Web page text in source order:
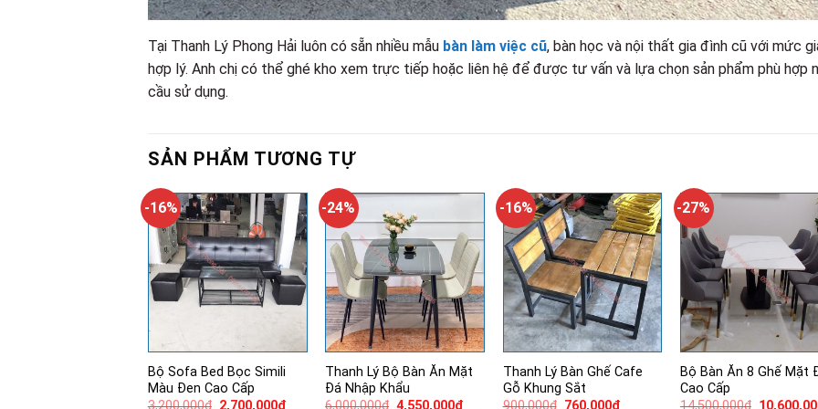
Tại Thanh Lý Phong Hải luôn có sẵn nhiều mẫu bàn làm việc cũ, bàn học và nội thất gia đình cũ với mức
hợp lý. Anh chị có thể ghé kho xem trực tiếp hoặc liên hệ để được tư vấn và lựa chọn sản phẩm phù hợp
cầu sử dụng.
SẢN PHẨM TƯƠNG TỰ
-16%
Bộ Sofa Bed Bọc Simili
Màu Đen Cao Cấp
Giá
Giá
-24%
Thanh Lý Bộ Bàn Ăn Mặt
Đá Nhập Khẩu
Giá
Giá
-16%
Thanh Lý Bàn Ghế Cafe
Gỗ Khung Sắt
Giá
Giá
-27%
Bộ Bàn Ăn 8 Ghế Mặt
Cao Cấp
Giá